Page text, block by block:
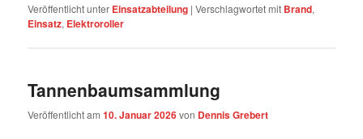
Veröffentlicht unter Einsatzabteilung |Verschlagwortet mit Brand,
Einsatz, Elektroroller
Tannenbaumsammlung
Veröffentlicht am10. Januar 2026von Dennis Grebert